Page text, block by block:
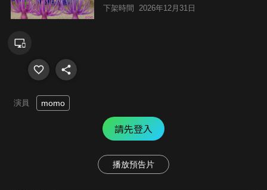
下架時間 2026年12月31日
演員 momo
請先登入
播放預告片